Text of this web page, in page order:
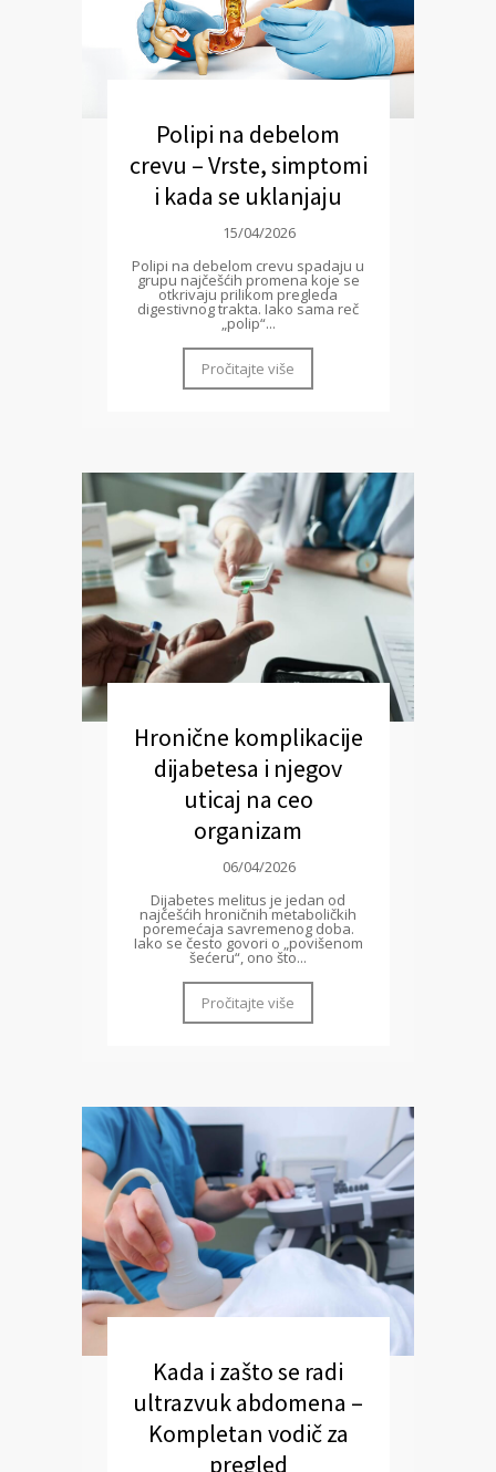
Polipi na debelom
crevu – Vrste, simptomi
i kada se uklanjaju
15/04/2026
Polipi na debelom crevu spadaju u
grupu najčešćih promena koje se
otkrivaju prilikom pregleda
digestivnog trakta. Iako sama reč
„polip“...
Pročitajte više
Hronične komplikacije
dijabetesa i njegov
uticaj na ceo
organizam
06/04/2026
Dijabetes melitus je jedan od
najčešćih hroničnih metaboličkih
poremećaja savremenog doba.
Iako se često govori o „povišenom
šećeru“, ono što...
Pročitajte više
Kada i zašto se radi
ultrazvuk abdomena –
Kompletan vodič za
pregled